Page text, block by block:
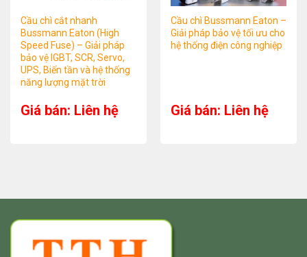
Cầu chì cắt nhanh
Bussmann Eaton (High
Speed Fuse) – Giải pháp
bảo vệ IGBT, SCR, Servo,
UPS, Biến tần và hệ thống
năng lượng mặt trời
Giá bán: Liên hệ
Cầu chì Bussmann Eaton –
Giải pháp bảo vệ tối ưu cho
hệ thống điện công nghiệp
Giá bán: Liên hệ